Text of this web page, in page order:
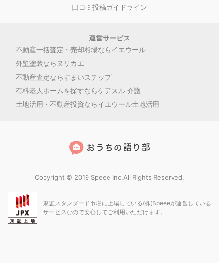
口コミ投稿ガイドライン
運営サービス
不動産一括査定・売却相場ならイエウール
外壁塗装ならヌリカエ
不動産査定ならすまいステップ
有料老人ホームを探すならケアスル 介護
土地活用・不動産投資ならイエウール土地活用
Copyright © 2019 Speee Inc.All Rights Reserved.
東証スタンダード市場に上場している(株)Speeeが運営している
サービスなので安心してご利用いただけます。